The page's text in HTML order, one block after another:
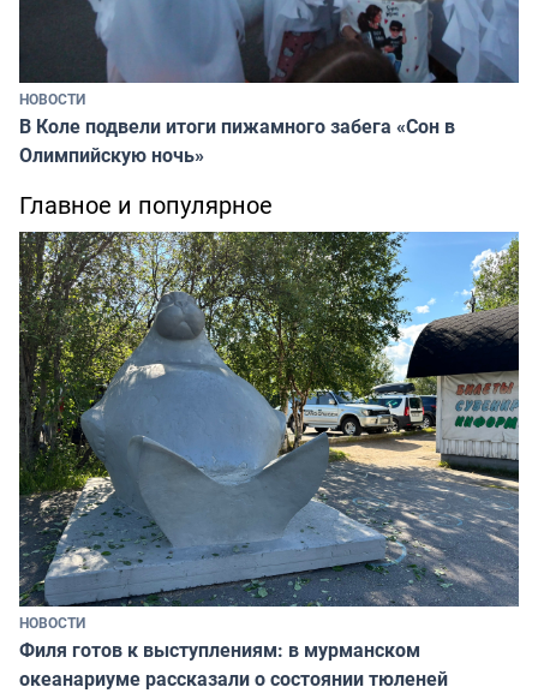
НОВОСТИ
В Коле подвели итоги пижамного забега «Сон в
Олимпийскую ночь»
Главное и популярное
НОВОСТИ
Филя готов к выступлениям: в мурманском
океанариуме рассказали о состоянии тюленей